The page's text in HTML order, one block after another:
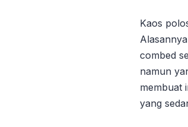
Kaos
combed
namun
membuat
yang